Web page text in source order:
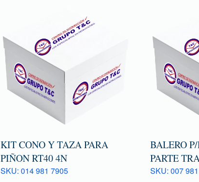
KIT CONO Y TAZA PARA
PIÑON RT40 4N
SKU: 014 981 7905
BALERO
PARTE
SKU: 007